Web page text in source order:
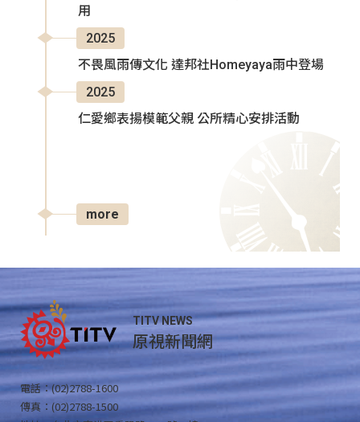
用
2025
不畏風雨傳文化 達邦社Homeyaya雨中登場
2025
仁愛鄉表揚模範父親 公所精心安排活動
more
TITV NEWS
原視新聞網
電話：(02)2788-1600
傳真：(02)2788-1500